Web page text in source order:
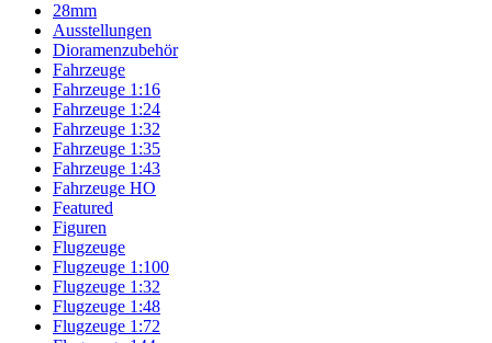
28mm
Ausstellungen
Dioramenzubehör
Fahrzeuge
Fahrzeuge 1:16
Fahrzeuge 1:24
Fahrzeuge 1:32
Fahrzeuge 1:35
Fahrzeuge 1:43
Fahrzeuge HO
Featured
Figuren
Flugzeuge
Flugzeuge 1:100
Flugzeuge 1:32
Flugzeuge 1:48
Flugzeuge 1:72